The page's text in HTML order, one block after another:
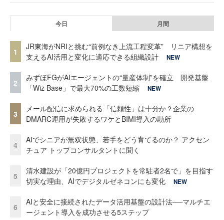
今日 月間
1
JR東海がNRIと挑む“前例なき上流工程変革” リニア構想を
支えるAI活用と変化に適応できる組織設計
NEW
2
みずほFGがAIエージェントの“量産体制”を確立 開発基盤
「Wiz Base」で最大70%の工数短縮
NEW
3
メール配信に求められる「信頼性」は十分か？企業の
DMARC運用が失敗するワケとBIMI導入の勘所
4
AIでシニアが無双状態、若手をどう育てるのか？ アクセン
チュア トップコンサルタントに聞く
5
清水建設が「20億円プロジェクトを常駐者2名で」を目指す
切実な理由、AIでデジタルゼネコンにも変化
NEW
6
AIと安全に接続されたデータ活用基盤の設計法──マルチエ
ージェント導入を成功させる5ステップ